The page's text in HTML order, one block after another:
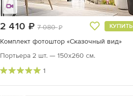
2 410 руб.
7 080 КУПИТЬ
Комплект фотоштор «Сказочный вид»
Портьера 2 шт. — 150х260 см.
1